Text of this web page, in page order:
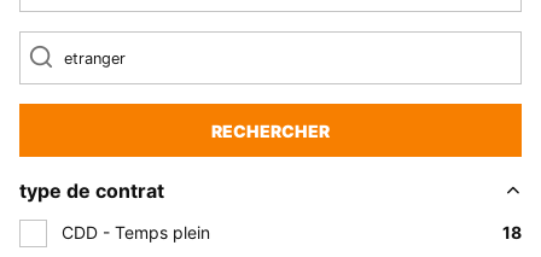
RECHERCHER
type de contrat
CDD - Temps plein 18